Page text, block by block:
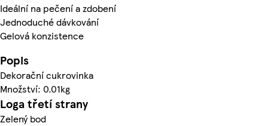
Ideální na pečení a zdobení
Jednoduché dávkování
Gelová konzistence
Popis
Dekorační cukrovinka
Množství: 0.01kg
Loga třetí strany
Zelený bod